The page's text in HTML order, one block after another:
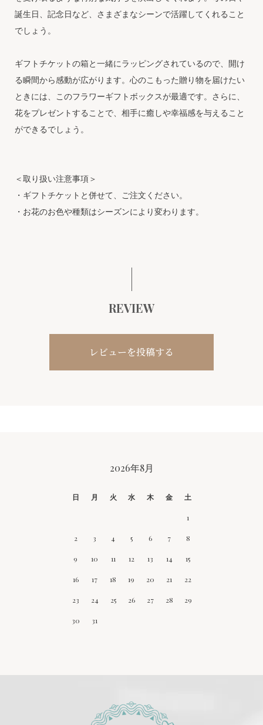
誕生日、記念日など、さまざまなシーンで活躍してくれること
でしょう。
ギフトチケットの箱と一緒にラッピングされているので、開け
る瞬間から感動が広がります。心のこもった贈り物を届けたい
ときには、このフラワーギフトボックスが最適です。さらに、
花をプレゼントすることで、相手に癒しや幸福感を与えること
ができるでしょう。
＜取り扱い注意事項＞
・ギフトチケットと併せて、ご注文ください。
・お花のお色や種類はシーズンにより変わります。
REVIEW
レビューを投稿する
2026年8月
日 月 火 水 木 金 土
1
2 3 4 5 6 7 8
9 10 11 12 13 14 15
16 17 18 19 20 21 22
23 24 25 26 27 28 29
30 31